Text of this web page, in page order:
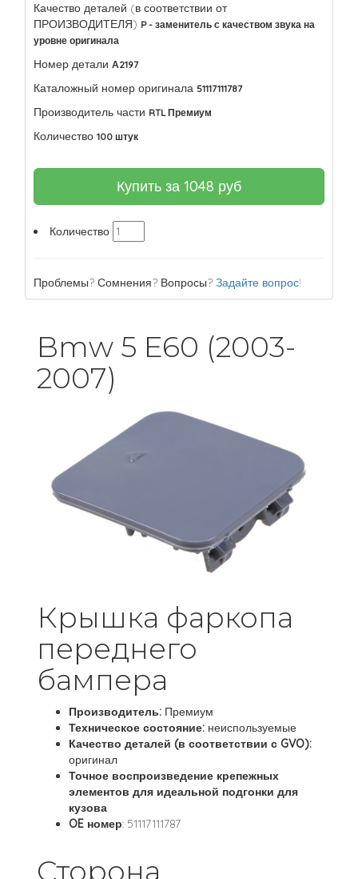
Качество деталей (в соответствии от
ПРОИЗВОДИТЕЛЯ) P - заменитель с качеством звука на
уровне оригинала
Номер детали А2197
Каталожный номер оригинала 51117111787
Производитель части RTL Премиум
Количество 100 штук
Купить за 1048 руб
Количество
Проблемы? Сомнения? Вопросы? Задайте вопрос!
Bmw 5 E60 (2003-
2007)
Крышка фаркопа
переднего
бампера
Производитель: Премиум
Техническое состояние: неиспользуемые
Качество деталей (в соответствии с GVO):
оригинал
Точное воспроизведение крепежных
элементов для идеальной подгонки для
кузова
OE номер: 51117111787
Сторона